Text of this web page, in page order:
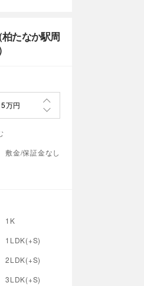
たなか駅周
敷金/保証金なし
1K
1LDK(+S)
2LDK(+S)
3LDK(+S)